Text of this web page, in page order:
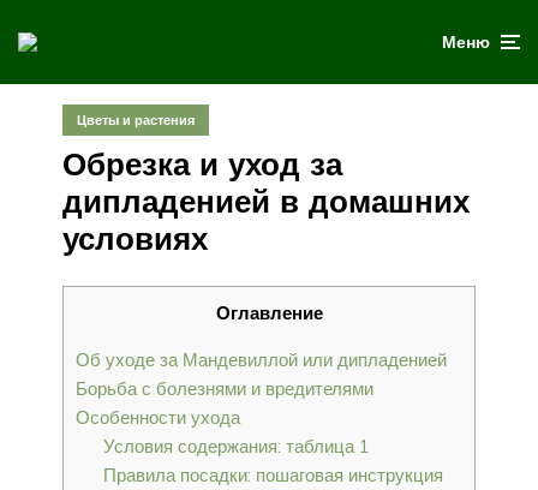
Меню
Цветы и растения
Обрезка и уход за
дипладенией в домашних
условиях
Оглавление
Об уходе за Мандевиллой или дипладенией
Борьба с болезнями и вредителями
Особенности ухода
Условия содержания: таблица 1
Правила посадки: пошаговая инструкция